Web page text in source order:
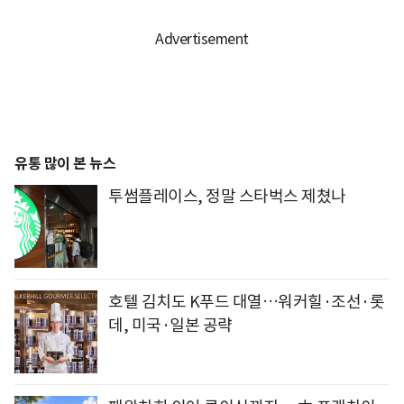
유통 많이 본 뉴스
투썸플레이스, 정말 스타벅스 제쳤나
호텔 김치도 K푸드 대열…워커힐·조선·롯
데, 미국·일본 공략